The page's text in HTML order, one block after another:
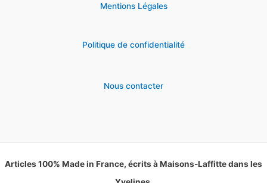
Mentions Légales
Politique de confidentialité
Nous contacter
Articles 100% Made in France, écrits à Maisons-Laffitte dans les